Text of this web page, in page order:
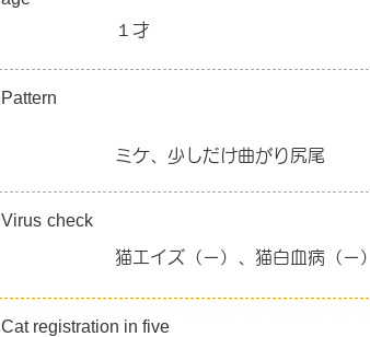
１才
Pattern
ミケ、少しだけ曲がり尻尾
Virus check
猫エイズ（ー）、猫白血病（ー）
Cat registration in five